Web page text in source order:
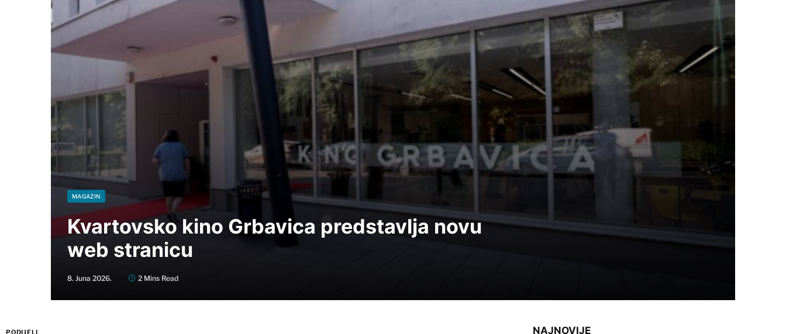
MAGAZIN
Kvartovsko kino Grbavica predstavlja novu
web stranicu
8. Juna 2026. 2 Mins Read
PODIJELI NAJNOVIJE